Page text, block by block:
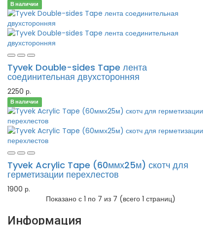
В наличии
Tyvek Double-sides Tape лента
соединительная двухсторонняя
2250 р.
В наличии
Tyvek Acrylic Tape (60ммх25м) скотч для
герметизации перехлестов
1900 р.
Показано с 1 по 7 из 7 (всего 1 страниц)
Информация